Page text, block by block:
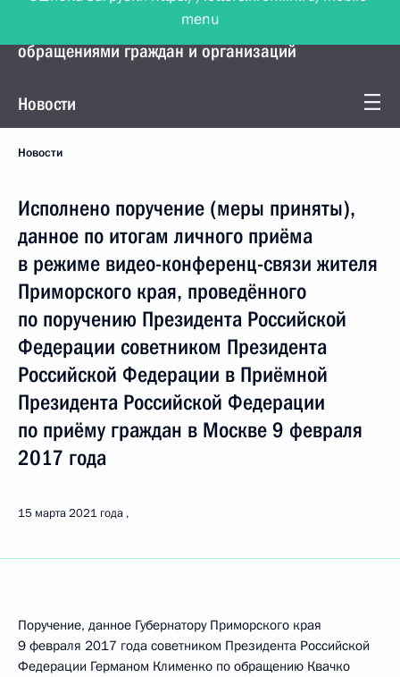
Управление Президента по работе с
обращениями граждан и организаций
Новости
Новости
Исполнено поручение (меры приняты),
данное по итогам личного приёма
в режиме видео-конференц-связи жителя
Приморского края, проведённого
по поручению Президента Российской
Федерации советником Президента
Российской Федерации в Приёмной
Президента Российской Федерации
по приёму граждан в Москве 9 февраля
2017 года
15 марта 2021 года
Поручение, данное Губернатору Приморского края
9 февраля 2017 года советником Президента Российской
Федерации Германом Клименко по обращению Квачко
menu